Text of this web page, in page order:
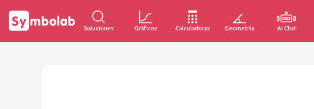
Soluciones Gráficos Calculadoras Geometría AI Chat